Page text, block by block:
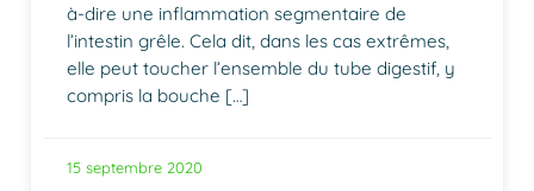
à-dire une inflammation segmentaire de
l’intestin grêle. Cela dit, dans les cas extrêmes,
elle peut toucher l’ensemble du tube digestif, y
compris la bouche […]
15 septembre 2020